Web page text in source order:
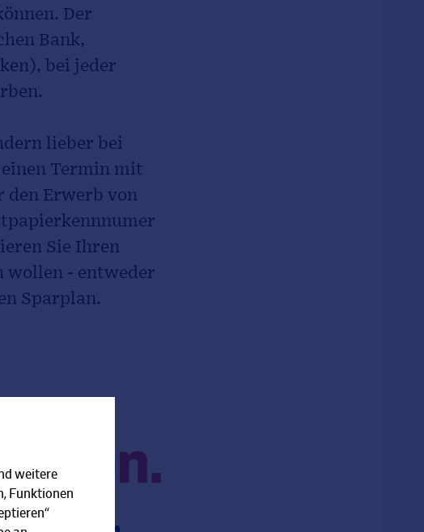
Der
Bank,
bei jeder
lieber bei
Termin mit
Erwerb von
Sie Ihren
wollen - entweder
Sparplan.
weitere
Funktionen